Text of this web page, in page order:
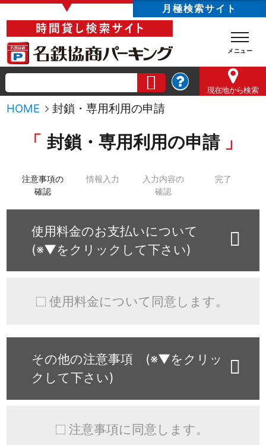
▼ 月極検索サイト
現在地から検索
HOME 封鎖・専用利用の申請
封鎖・専用利用の申請
注意事項の
確認
情報入力
入力内容の
確認
完了
使用料金のお支払いについて
(※▼をクリックして下さい)
使用料金について同意します。
その他の注意事項 (※▼をクリッ
クして下さい)
注意事項に同意します。